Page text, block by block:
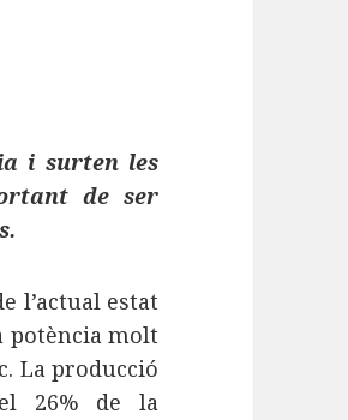
i surten les
de ser
l’actual estat
potència molt
La producció
26% de la